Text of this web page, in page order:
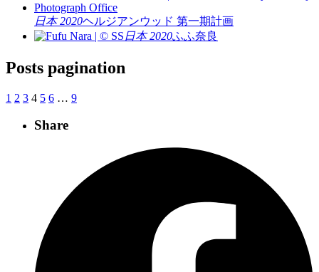
日本 2020ヘルジアンウッド 第一期計画
日本 2020ふふ奈良
Posts pagination
1 2 3 4 5 6 … 9
Share